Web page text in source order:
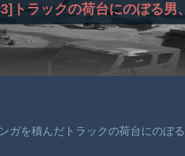
トラックの荷台にのぼる男
ガを積んだトラックの荷台にのぼ